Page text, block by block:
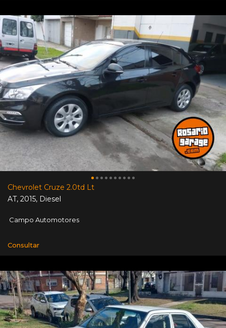
Chevrolet Cruze 2.0td Lt
AT, 2015, Diesel
Campo Automotores
Consultar